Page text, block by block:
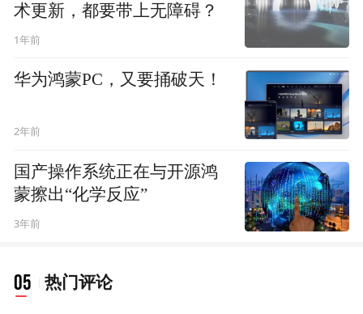
术更新，都要带上无障碍？
1年前
华为鸿蒙PC，又要捅破天！
2年前
国产操作系统正在与开源鸿
蒙擦出“化学反应”
3年前
05 热门评论